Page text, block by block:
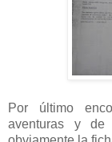
Por último
aventuras y de